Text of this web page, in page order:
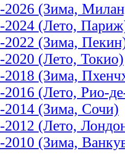
2026 (Зима,
2024 (Лето,
(Зима,
(Лето, Токио)
(Зима,
(Лето, Рио-
(Зима, Сочи)
(Лето,
(Зима,